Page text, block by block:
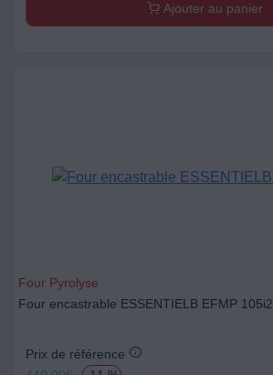
Ajouter au panier
Four Pyrolyse
Four encastrable ESSENTIELB EFMP 105i2
Prix de référence